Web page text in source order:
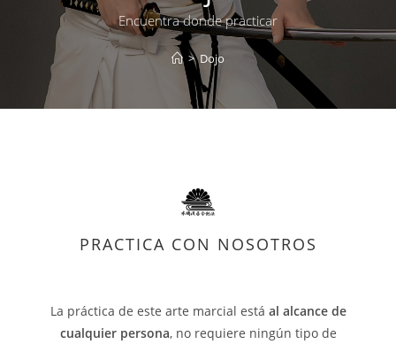
Encuentra donde practicar
> Dojo
PRACTICA CON NOSOTROS
La práctica de este arte marcial está al alcance de
cualquier persona, no requiere ningún tipo de